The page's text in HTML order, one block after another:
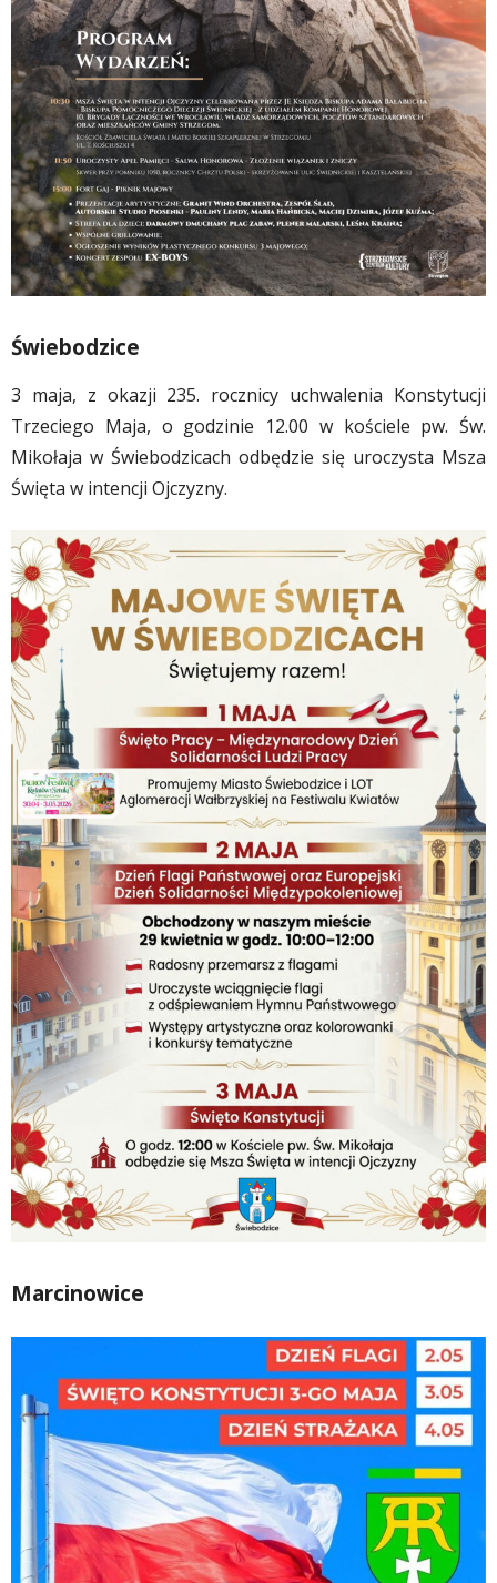
Świebodzice
3 maja, z okazji 235. rocznicy uchwalenia Konstytucji
Trzeciego Maja, o godzinie 12.00 w kościele pw. Św.
Mikołaja w Świebodzicach odbędzie się uroczysta Msza
Święta w intencji Ojczyzny.
Marcinowice